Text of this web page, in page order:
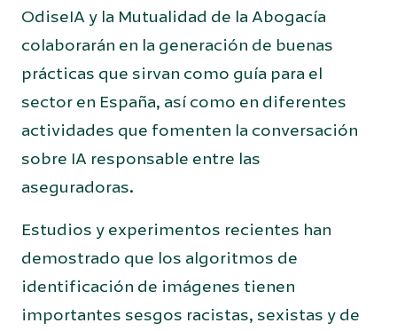
OdiseIA y la Mutualidad de la Abogacía
colaborarán en la generación de buenas
prácticas que sirvan como guía para el
sector en España, así como en diferentes
actividades que fomenten la conversación
sobre IA responsable entre las
aseguradoras.
Estudios y experimentos recientes han
demostrado que los algoritmos de
identificación de imágenes tienen
importantes sesgos racistas, sexistas y de